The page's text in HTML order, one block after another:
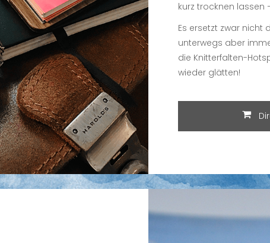
kurz trocknen lassen
Es ersetzt zwar nicht
unterwegs aber
die Knitterfalten-
wieder glätten!